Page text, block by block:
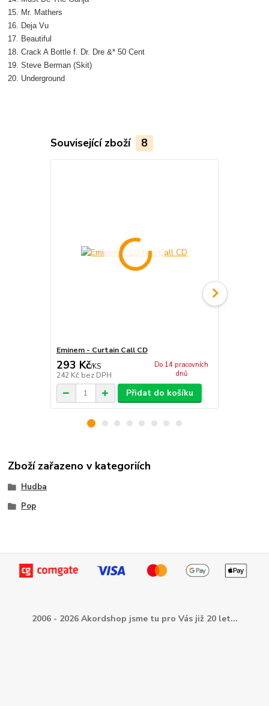
15. Mr. Mathers
16. Deja Vu
17. Beautiful
18. Crack A Bottle f. Dr. Dre &* 50 Cent
19. Steve Berman (Skit)
20. Underground
Související zboží 8
Eminem - Curtain Call CD
293 Kč/KS
242 Kč bez DPH
Do 14 pracovních
dnů
Přidat do košíku
Zboží zařazeno v kategoriích
Hudba
Pop
2006 - 2026 Akordshop jsme tu pro Vás již 20 let...